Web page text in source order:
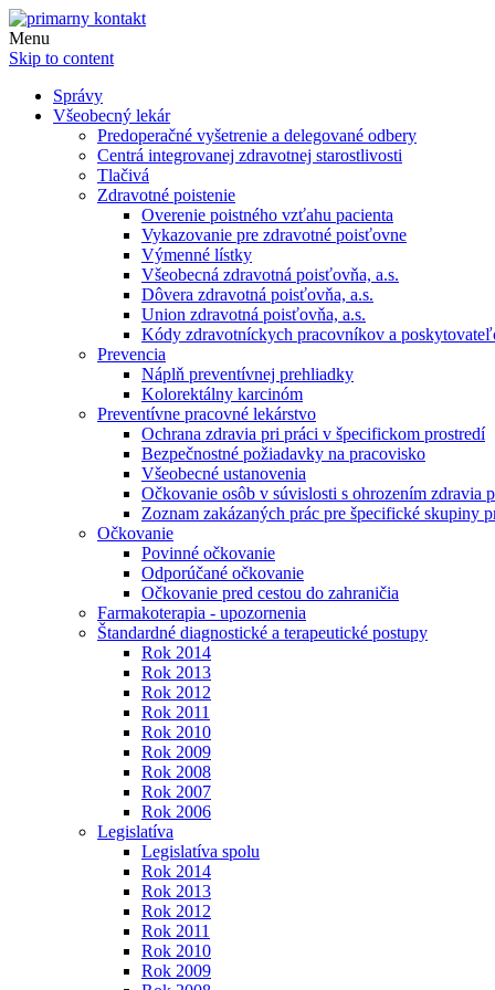
Menu
Skip to content
Správy
Všeobecný lekár
Predoperačné vyšetrenie a delegované odbery
Centrá integrovanej zdravotnej starostlivosti
Tlačivá
Zdravotné poistenie
Overenie poistného vzťahu pacienta
Vykazovanie pre zdravotné poisťovne
Výmenné lístky
Všeobecná zdravotná poisťovňa, a.s.
Dôvera zdravotná poisťovňa, a.s.
Union zdravotná poisťovňa, a.s.
Kódy zdravotníckych pracovníkov a
Prevencia
Náplň preventívnej prehliadky
Kolorektálny karcinóm
Preventívne pracovné lekárstvo
Ochrana zdravia pri práci v špecifickom prostredí
Bezpečnostné požiadavky na pracovisko
Všeobecné ustanovenia
Očkovanie osôb v súvislosti s ohrozením zdravia
Zoznam zakázaných prác pre špecifické skupiny
Očkovanie
Povinné očkovanie
Odporúčané očkovanie
Očkovanie pred cestou do zahraničia
Farmakoterapia - upozornenia
Štandardné diagnostické a terapeutické postupy
Rok 2014
Rok 2013
Rok 2012
Rok 2011
Rok 2010
Rok 2009
Rok 2008
Rok 2007
Rok 2006
Legislatíva
Legislatíva spolu
Rok 2014
Rok 2013
Rok 2012
Rok 2011
Rok 2010
Rok 2009